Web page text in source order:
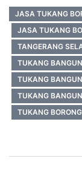
JASA TUKANG
JASA TUKANG
TANGERANG
TUKANG
TUKANG
TUKANG
TUKANG